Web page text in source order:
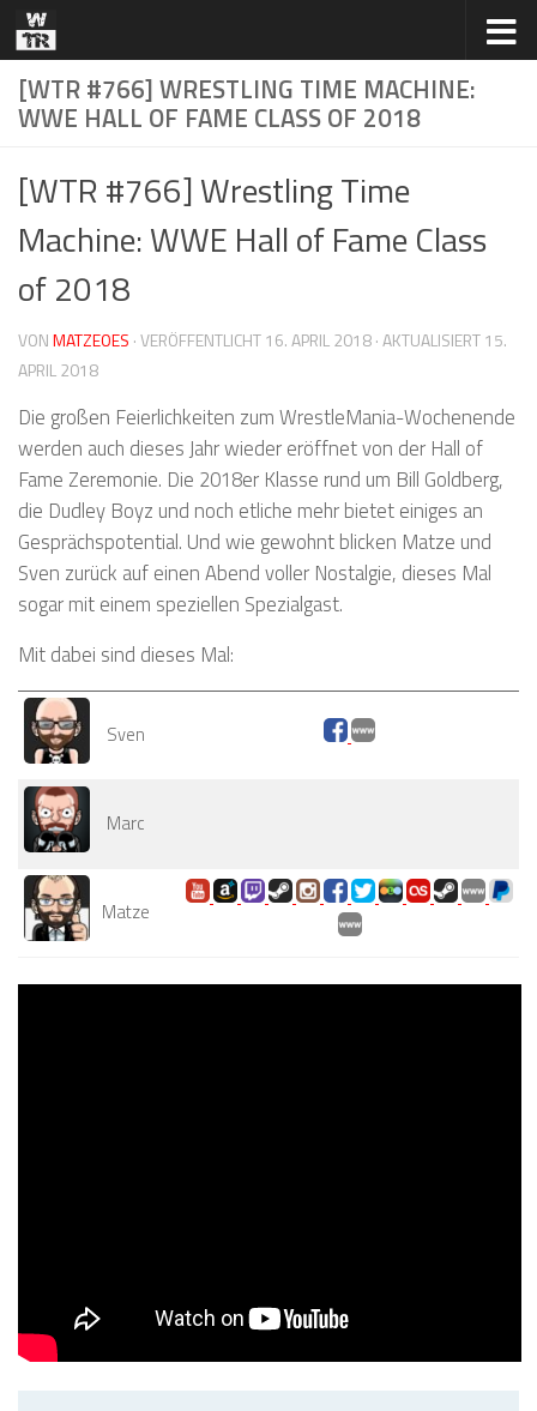
Zum Inhalt springen
[WTR #766] WRESTLING TIME MACHINE:
WWE HALL OF FAME CLASS OF 2018
[WTR #766] Wrestling Time
Machine: WWE Hall of Fame Class
of 2018
VONMATZEOES · VERÖFFENTLICHT16. APRIL 2018· AKTUALISIERT15.
APRIL 2018
Die großen Feierlichkeiten zum WrestleMania-Wochenende
werden auch dieses Jahr wieder eröffnet von der Hall of
Fame Zeremonie. Die 2018er Klasse rund um Bill Goldberg,
die Dudley Boyz und noch etliche mehr bietet einiges an
Gesprächspotential. Und wie gewohnt blicken Matze und
Sven zurück auf einen Abend voller Nostalgie, dieses Mal
sogar mit einem speziellen Spezialgast.
Mit dabei sind dieses Mal:
Sven
Marc
Matze